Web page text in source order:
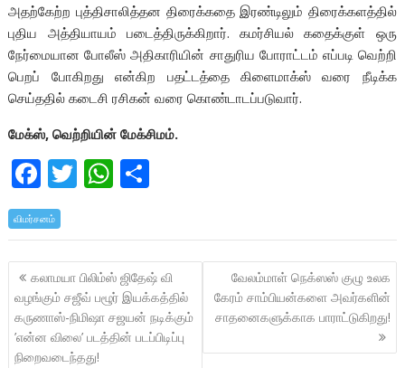
அதற்கேற்ற புத்திசாலித்தன திரைக்கதை இரண்டிலும் திரைக்களத்தில்
புதிய அத்தியாயம் படைத்திருக்கிறார். கமர்சியல் கதைக்குள் ஒரு
நேர்மையான போலீஸ் அதிகாரியின் சாதுரிய போராட்டம் எப்படி வெற்றி
பெறப் போகிறது என்கிற பதட்டத்தை கிளைமாக்ஸ் வரை நீடிக்க
செய்ததில் கடைசி ரசிகன் வரை கொண்டாடப்படுவார்.
மேக்ஸ், வெற்றியின் மேக்சிமம்.
F
ac
e
b
o
o
k
T
itt
er
W
at
s
A
p
p
ar
e
விமர்சனம்
Post
navigation
கலாமயா பிலிம்ஸ் ஜிதேஷ் வி
வழங்கும் சஜீவ் பழூர் இயக்கத்தில்
கருணாஸ்-நிமிஷா சஜயன் நடிக்கும்
’என்ன விலை’ படத்தின் படப்பிடிப்பு
நிறைவடைந்தது!
வேலம்மாள் நெக்ஸஸ் குழு உலக
கேரம் சாம்பியன்களை அவர்களின்
சாதனைகளுக்காக பாராட்டுகிறது!